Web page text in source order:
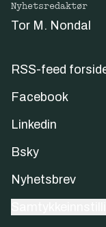
Nyhetsredaktør
Tor M. Nondal
RSS-feed
Facebook
Linkedin
Bsky
Nyhetsbrev